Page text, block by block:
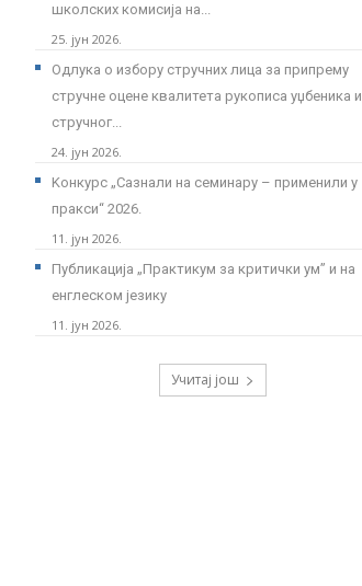
школских комисија на...
25. јун 2026.
Одлука о избору стручних лица за припрему
стручне оцене квалитета рукописа уџбеника и
стручног...
24. јун 2026.
Kонкурс „Сазнали на семинару – применили у
пракси“ 2026.
11. јун 2026.
Публикација „Практикум за критички ум” и на
енглеском језику
11. јун 2026.
Учитај још